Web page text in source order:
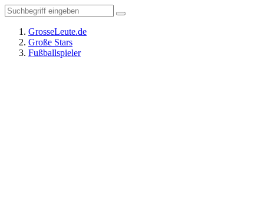
GrosseLeute.de
Große Stars
Fußballspieler